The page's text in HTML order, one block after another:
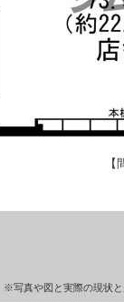
【
※写真や図と実際の現状